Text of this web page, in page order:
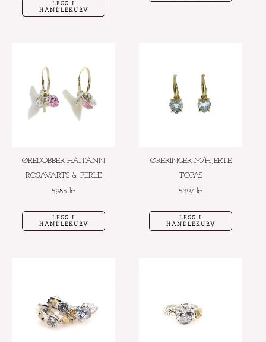
LEGG I
HANDLEKURV
ØREDOBBER HAITANN
ROSAVARTS & PERLE
5985 kr
LEGG I
HANDLEKURV
ØRERINGER M/HJERTE
TOPAS
5397 kr
LEGG I
HANDLEKURV